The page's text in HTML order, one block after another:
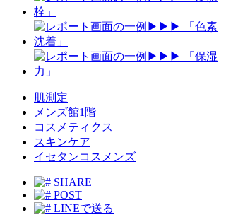
肌測定
メンズ館1階
コスメティクス
スキンケア
イセタンコスメンズ
SHARE
POST
LINEで送る